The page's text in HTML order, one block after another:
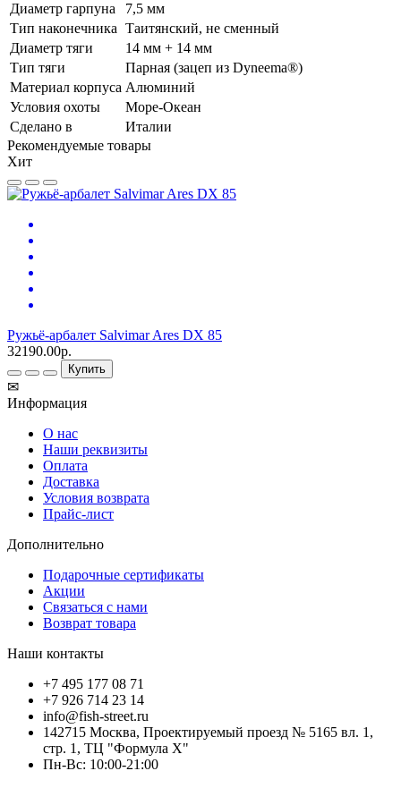
Диаметр гарпуна
7,5 мм
Тип наконечника Таитянский, не сменный
Диаметр тяги
14 мм + 14 мм
Тип тяги
Парная (зацеп из Dyneema®)
Материал корпуса Алюминий
Условия охоты
Море-Океан
Сделано в
Италии
Рекомендуемые товары
Хит
Ружьё-арбалет Salvimar Ares DX 85
32190.00р.
Купить
✉
Информация
О нас
Наши реквизиты
Оплата
Доставка
Условия возврата
Прайс-лист
Дополнительно
Подарочные сертификаты
Акции
Связаться с нами
Возврат товара
Наши контакты
+7 495 177 08 71
+7 926 714 23 14
info@fish-street.ru
142715 Москва, Проектируемый проезд № 5165 вл. 1,
стр. 1, ТЦ "Формула X"
Пн-Вс: 10:00-21:00